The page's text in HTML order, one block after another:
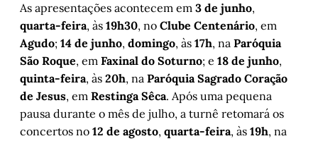
As apresentações acontecem em 3 de junho,
quarta-feira, às 19h30, no Clube Centenário, em
Agudo; 14 de junho, domingo, às 17h, na Paróquia
São Roque, em Faxinal do Soturno; e 18 de junho,
quinta-feira, às 20h, na Paróquia Sagrado Coração
de Jesus, em Restinga Sêca. Após uma pequena
pausa durante o mês de julho, a turnê retomará os
concertos no 12 de agosto, quarta-feira, às 19h, na